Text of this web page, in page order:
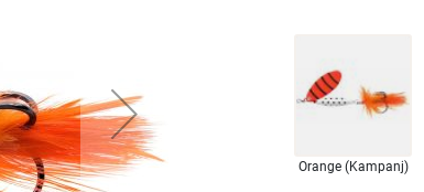
Orange (Kampanj)